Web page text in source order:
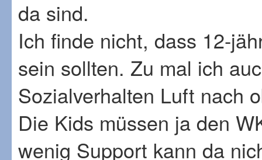
da sind.
Ich finde nicht, dass 12-
sein sollten. Zu mal ich
Sozialverhalten Luft nach
Die Kids müssen ja den
wenig Support kann da